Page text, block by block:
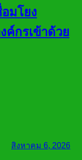
มโยง
ค์กรเข้าด้วย
สิงหาคม 6, 2026